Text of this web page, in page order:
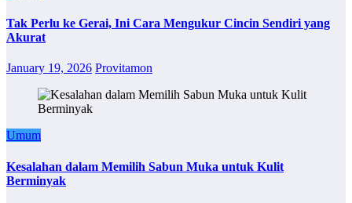
Tak Perlu ke Gerai, Ini Cara Mengukur Cincin Sendiri yang
Akurat
January 19, 2026 Provitamon
Umum
Kesalahan dalam Memilih Sabun Muka untuk Kulit
Berminyak